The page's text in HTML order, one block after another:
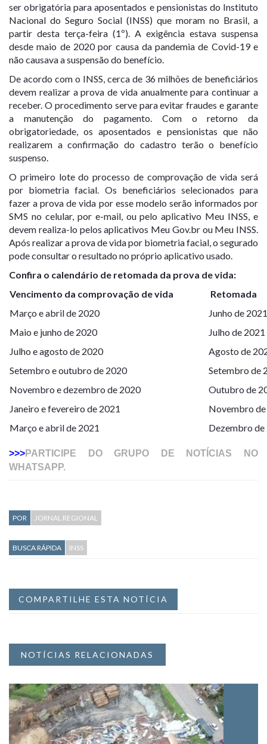
ser obrigatória para aposentados e pensionistas do Instituto
Nacional do Seguro Social (INSS) que moram no Brasil, a
partir desta terça-feira (1º). A exigência estava suspensa
desde maio de 2020 por causa da pandemia de Covid-19 e
não causava a suspensão do benefício.
De acordo com o INSS, cerca de 36 milhões de beneficiários
devem realizar a prova de vida anualmente para continuar a
receber. O procedimento serve para evitar fraudes e garante
a manutenção do pagamento. Com o retorno da
obrigatoriedade, os aposentados e pensionistas que não
realizarem a confirmação do cadastro terão o benefício
suspenso.
O primeiro lote do processo de comprovação de vida será
por biometria facial. Os beneficiários selecionados para
fazer a prova de vida por esse modelo serão informados por
SMS no celular, por e-mail, ou pelo aplicativo Meu INSS, e
devem realiza-lo pelos aplicativos Meu Gov.br ou Meu INSS.
Após realizar a prova de vida por biometria facial, o segurado
pode consultar o resultado no próprio aplicativo usado.
Confira o calendário de retomada da prova de vida:
Vencimento da comprovação de vida
Retomada
Março e abril de 2020
Junho de 2021
Maio e junho de 2020
Julho de 2021
Julho e agosto de 2020
Agosto de
Setembro e outubro de 2020
Setembro de
Novembro e dezembro de 2020
Outubro de
Janeiro e fevereiro de 2021
Novembro
Março e abril de 2021
Dezembro de
>>>PARTICIPE DO GRUPO DE NOTÍCIAS NO
WHATSAPP.
POR JORNAL REGIONAL
BUSCA RÁPIDA INSS
COMPARTILHE ESTA NOTÍCIA
NOTÍCIAS RELACIONADAS